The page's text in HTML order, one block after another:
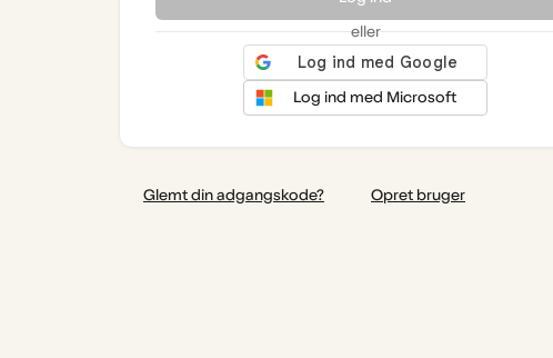
eller
Log ind med Microsoft
Glemt din adgangskode? Opret bruger